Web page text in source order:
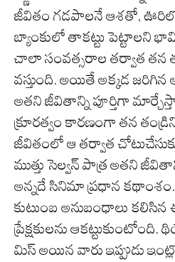
జీవితం గడపాలనే ఆశతో, ఊరిలో
బ్యాంకులో తాకట్టు పెట్టాలని
చాలా సంవత్సరాల తర్వాత తన
వస్తుంది. అయితే అక్కడ
అతని జీవితాన్ని పూర్తిగా
క్రూరత్వం కారణంగా తన
జీవితంలో ఆ తర్వాత
ముత్తు సెల్వన్ పాత్ర అతని
అన్నదే సినిమా ప్రధాన
కుటుంబ అనుబంధాలు కలిసిన
ప్రేక్షకులను
మిస్ అయిన వారు ఇప్పుడు